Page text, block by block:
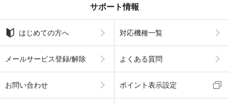
サポート情報
はじめての方へ 対応機種一覧
メールサービス登録/解除 よくある質問
お問い合わせ ポイント表示設定